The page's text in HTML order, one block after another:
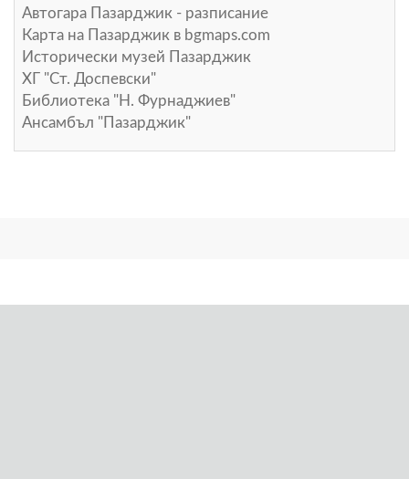
Автогара Пазарджик - разписание
Карта на Пазарджик в bgmaps.com
Исторически музей Пазарджик
ХГ "Ст. Доспевски"
Библиотека "Н. Фурнаджиев"
Ансамбъл "Пазарджик"